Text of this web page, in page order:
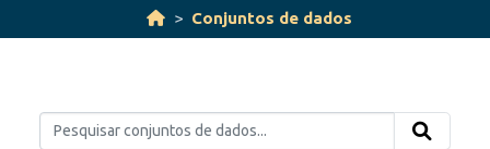
Conjuntos de dados